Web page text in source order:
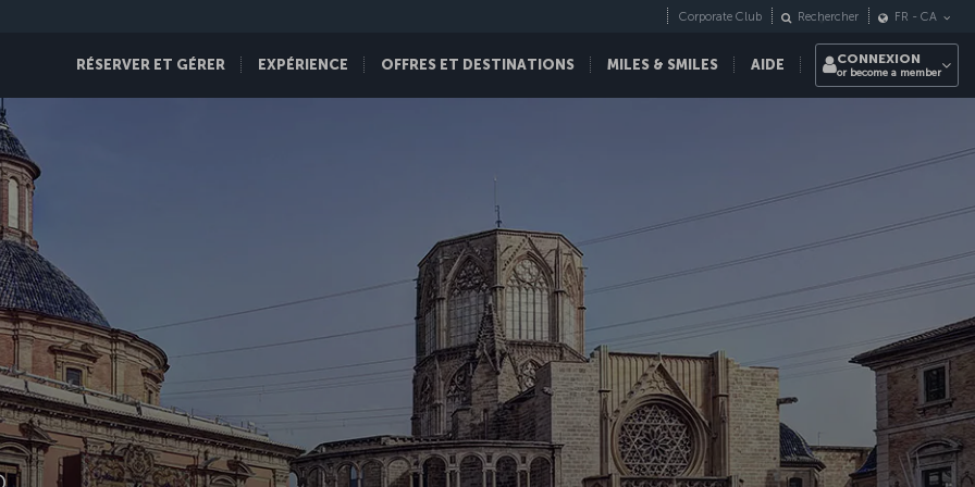
RÉSERVER ET GÉRER EXPÉRIENCE OFFRES ET DESTINATIONS MILES & SMILES AIDE
Corporate Club Rechercher FR - CA
CONNEXION
or become a member